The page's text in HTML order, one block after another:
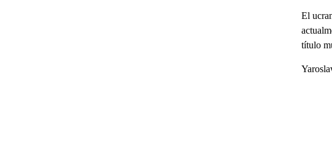
El
título